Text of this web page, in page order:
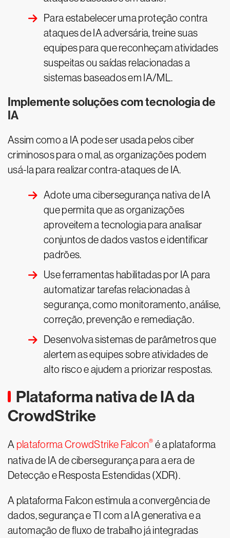
Para estabelecer uma proteção contra
ataques de IA adversária, treine suas
equipes para que reconheçam atividades
suspeitas ou saídas relacionadas a
sistemas baseados em IA/ML.
Implemente soluções com tecnologia de
IA
Assim como a IA pode ser usada pelos ciber
criminosos para o mal, as organizações podem
usá-la para realizar contra-ataques de IA.
Adote uma cibersegurança nativa de IA
que permita que as organizações
aproveitem a tecnologia para analisar
conjuntos de dados vastos e identificar
padrões.
Use ferramentas habilitadas por IA para
automatizar tarefas relacionadas à
segurança, como monitoramento, análise,
correção, prevenção e remediação.
Desenvolva sistemas de parâmetros que
alertem as equipes sobre atividades de
alto risco e ajudem a priorizar respostas.
Plataforma nativa de IA da
CrowdStrike
A plataforma CrowdStrike Falcon® é a plataforma
nativa de IA de cibersegurança para a era de
Detecção e Resposta Estendidas (XDR).
A plataforma Falcon estimula a convergência de
dados, segurança e TI com a IA generativa e a
automação de fluxo de trabalho já integradas